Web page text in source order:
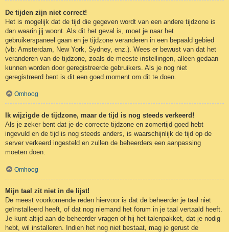
De tijden zijn niet correct!
Het is mogelijk dat de tijd die gegeven wordt van een andere tijdzone is
dan waarin jij woont. Als dit het geval is, moet je naar het
gebruikerspaneel gaan en je tijdzone veranderen in een bepaald gebied
(vb: Amsterdam, New York, Sydney, enz.). Wees er bewust van dat het
veranderen van de tijdzone, zoals de meeste instellingen, alleen gedaan
kunnen worden door geregistreerde gebruikers. Als je nog niet
geregistreerd bent is dit een goed moment om dit te doen.
Omhoog
Ik wijzigde de tijdzone, maar de tijd is nog steeds verkeerd!
Als je zeker bent dat je de correcte tijdzone en zomertijd goed hebt
ingevuld en de tijd is nog steeds anders, is waarschijnlijk de tijd op de
server verkeerd ingesteld en zullen de beheerders een aanpassing
moeten doen.
Omhoog
Mijn taal zit niet in de lijst!
De meest voorkomende reden hiervoor is dat de beheerder je taal niet
geïnstalleerd heeft, of dat nog niemand het forum in je taal vertaald heeft.
Je kunt altijd aan de beheerder vragen of hij het talenpakket, dat je nodig
hebt, wil installeren. Indien het nog niet bestaat, mag je gerust de